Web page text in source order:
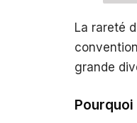
La rareté
grande